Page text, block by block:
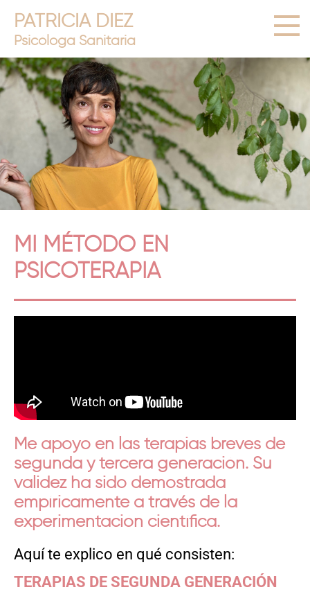
PATRICIA DIEZ
Psicóloga Sanitaria
MI MÉTODO EN
PSICOTERAPIA
Me apoyo en las terapias breves de
segunda y tercera generación. Su
validez ha sido demostrada
empíricamente a través de la
experimentación científica.
Aquí te explico en qué consisten:
TERAPIAS DE SEGUNDA GENERACIÓN